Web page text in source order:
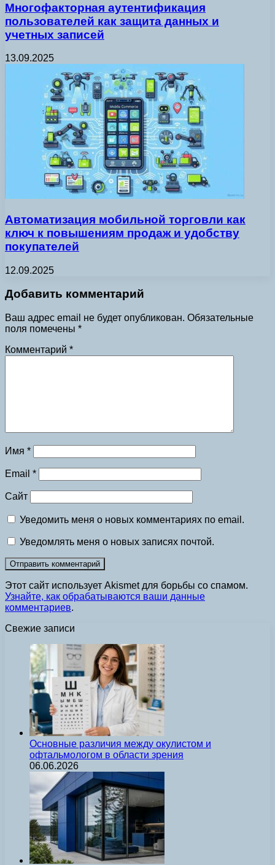
Многофакторная аутентификация
пользователей как защита данных и
учетных записей
13.09.2025
Автоматизация мобильной торговли как
ключ к повышениям продаж и удобству
покупателей
12.09.2025
Добавить комментарий
Ваш адрес email не будет опубликован. Обязательные
поля помечены *
Комментарий *
Имя *
Email *
Сайт
Уведомить меня о новых комментариях по email.
Уведомлять меня о новых записях почтой.
Этот сайт использует Akismet для борьбы со спамом.
Узнайте, как обрабатываются ваши данные
комментариев.
Свежие записи
Основные различия между окулистом и
офтальмологом в области зрения
06.06.2026